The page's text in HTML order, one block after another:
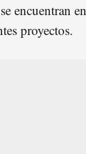
encuentran
proyectos.